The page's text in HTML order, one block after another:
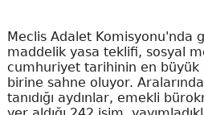
Meclis Adalet Komisyonu'nda
maddelik yasa teklifi, sosyal
cumhuriyet tarihinin en büyük
birine sahne oluyor.
tanıdığı aydınlar, emekli